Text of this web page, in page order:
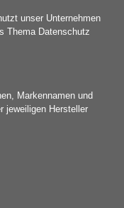
unser Unternehmen
Thema Datenschutz
Markennamen und
jeweiligen Hersteller